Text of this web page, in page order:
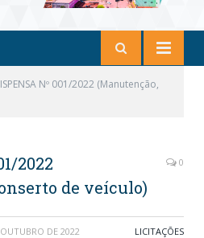
Nº 001/2022 (Manutenção,
2022
de veículo)
0
DE 2022 LICITAÇÕES